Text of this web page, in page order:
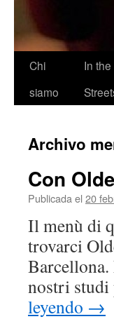
Saltar
Chi
siamo
In the
Archivo
Con
Publicada el 20
Il menù di
trovarci
Barcellona.
nostri
leyendo →